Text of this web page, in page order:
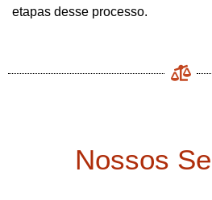
etapas desse processo.
Nossos